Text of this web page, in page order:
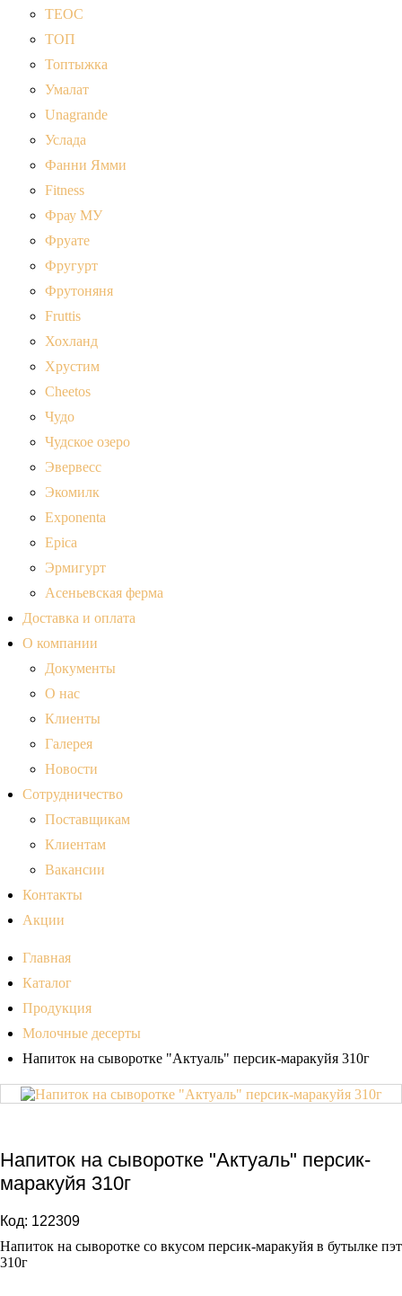
ТЕОС
ТОП
Топтыжка
Умалат
Unagrande
Услада
Фанни Ямми
Fitness
Фрау МУ
Фруате
Фругурт
Фрутоняня
Fruttis
Хохланд
Хрустим
Cheetos
Чудо
Чудское озеро
Эвервесс
Экомилк
Exponenta
Epica
Эрмигурт
Асеньевская ферма
Доставка и оплата
О компании
Документы
О нас
Клиенты
Галерея
Новости
Сотрудничество
Поставщикам
Клиентам
Вакансии
Контакты
Акции
Главная
Каталог
Продукция
Молочные десерты
Напиток на сыворотке "Актуаль" персик-маракуйя 310г
Напиток на сыворотке "Актуаль" персик-
маракуйя 310г
Код: 122309
Напиток на сыворотке со вкусом персик-маракуйя в бутылке пэт
310г